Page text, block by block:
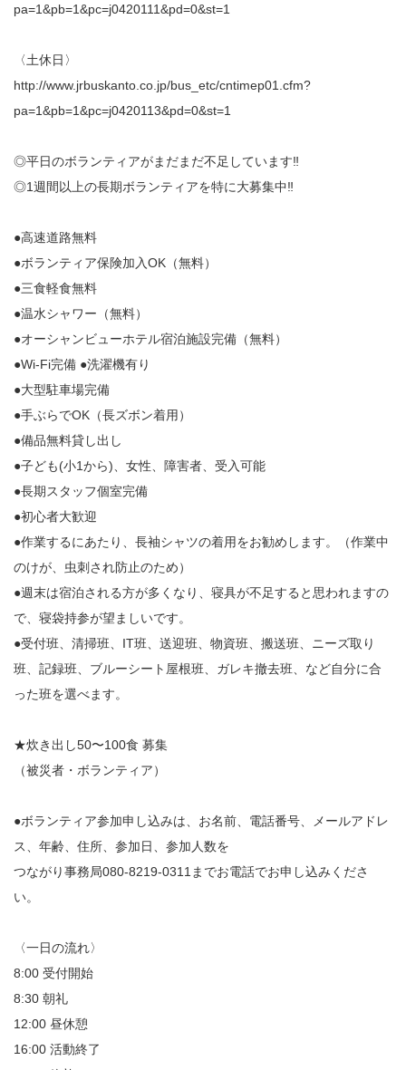
pa=1&pb=1&pc=j0420111&pd=0&st=1
〈土休日〉
http://www.jrbuskanto.co.jp/bus_etc/cntimep01.cfm?
pa=1&pb=1&pc=j0420113&pd=0&st=1
◎平日のボランティアがまだまだ不足しています‼️
◎1週間以上の長期ボランティアを特に大募集中‼️
●高速道路無料
●ボランティア保険加入OK（無料）
●三食軽食無料
●温水シャワー（無料）
●オーシャンビューホテル宿泊施設完備（無料）
●Wi-Fi完備 ●洗濯機有り
●大型駐車場完備
●手ぶらでOK（長ズボン着用）
●備品無料貸し出し
●子ども(小1から)、女性、障害者、受入可能
●長期スタッフ個室完備
●初心者大歓迎
●作業するにあたり、長袖シャツの着用をお勧めします。（作業中
のけが、虫刺され防止のため）
●週末は宿泊される方が多くなり、寝具が不足すると思われますの
で、寝袋持参が望ましいです。
●受付班、清掃班、IT班、送迎班、物資班、搬送班、ニーズ取り
班、記録班、ブルーシート屋根班、ガレキ撤去班、など自分に合
った班を選べます。
★炊き出し50〜100食 募集
（被災者・ボランティア）
●ボランティア参加申し込みは、お名前、電話番号、メールアドレ
ス、年齢、住所、参加日、参加人数を
つながり事務局080-8219-0311までお電話でお申し込みくださ
い。
〈一日の流れ〉
8:00 受付開始
8:30 朝礼
12:00 昼休憩
16:00 活動終了